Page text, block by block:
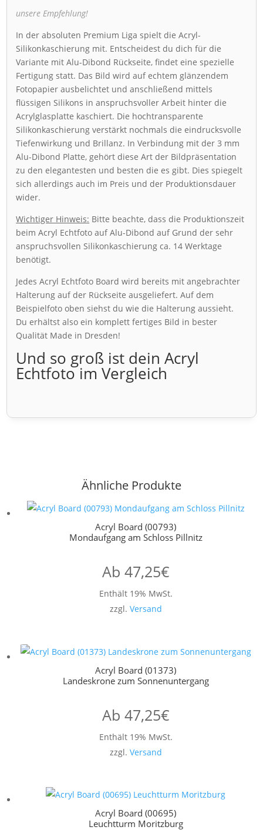
unsere Empfehlung!
In der absoluten Premium Liga spielt die Acryl-
Silikonkaschierung mit. Entscheidest du dich für die
Variante mit Alu-Dibond Rückseite, findet eine spezielle
Fertigung statt. Das Bild wird auf echtem glänzendem
Fotopapier ausbelichtet und anschließend mittels
flüssigen Silikons in anspruchsvoller Arbeit hinter die
Acrylglasplatte kaschiert. Die hochtransparente
Silikonkaschierung verstärkt nochmals die eindrucksvolle
Tiefenwirkung und Brillanz. In Verbindung mit der 3 mm
Alu-Dibond Platte, gehört diese Art der Bildpräsentation
zu den elegantesten und besten die es gibt. Dies spiegelt
sich allerdings auch im Preis und der Produktionsdauer
wider.
Wichtiger Hinweis: Bitte beachte, dass die Produktionszeit
beim Acryl Echtfoto auf Alu-Dibond auf Grund der sehr
anspruchsvollen Silikonkaschierung ca. 14 Werktage
benötigt.
Jedes Acryl Echtfoto Board wird bereits mit angebrachter
Halterung auf der Rückseite ausgeliefert. Auf dem
Beispielfoto oben siehst du wie die Halterung aussieht.
Du erhältst also ein komplett fertiges Bild in bester
Qualität Made in Dresden!
Und so groß ist dein Acryl
Echtfoto im Vergleich
Ähnliche Produkte
Acryl Board (00793)
Mondaufgang am Schloss Pillnitz
Ab 47,25€
Enthält 19% MwSt.
zzgl. Versand
Acryl Board (01373)
Landeskrone zum Sonnenuntergang
Ab 47,25€
Enthält 19% MwSt.
zzgl. Versand
Acryl Board (00695)
Leuchtturm Moritzburg